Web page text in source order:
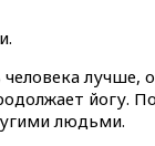
людьми.